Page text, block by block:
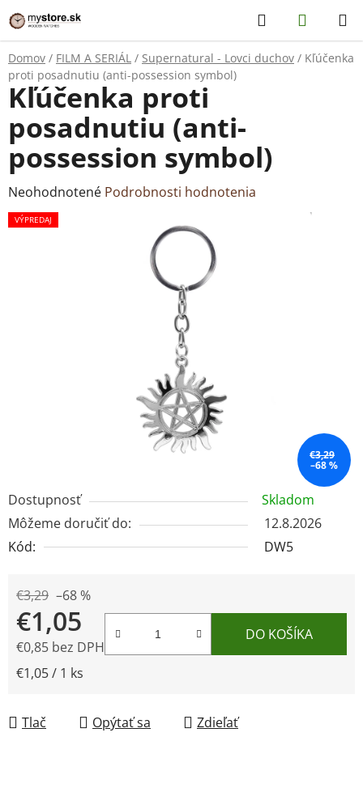
Prejsť
na
obsah
Hľadať
KOŠÍK
Domov / FILM A SERIÁL / Supernatural - Lovci duchov / Kľúčenka
proti posadnutiu (anti-possession symbol)
Dostupnosť
Skladom
Môžeme doručiť do:
12.8.2026
Kód:
DW5
€3,29 –68 %
€1,05
€0,85 bez DPH
Jednotková cena:
€1,05 / 1 ks
DO KOŠÍKA
Tlač Opýtať sa Zdieľať
Kľúčenka proti
posadnutiu (anti-
possession symbol)
Priemerné
hodnotenie
Neohodnotené Podrobnosti hodnotenia
VÝPREDAJ
€3,29
–68 %